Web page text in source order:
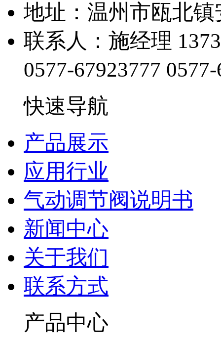
地址：温州市瓯北
联系人：施经理
0577-67923777
快速导航
产品展示
应用行业
气动调节阀说明书
新闻中心
关于我们
联系方式
产品中心